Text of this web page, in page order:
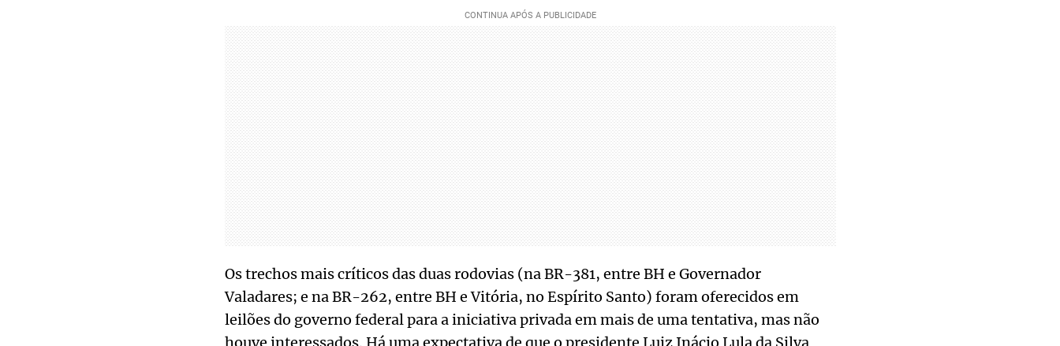
Os trechos mais críticos das duas rodovias (na BR-381, entre BH e Governador
Valadares; e na BR-262, entre BH e Vitória, no Espírito Santo) foram oferecidos em
leilões do governo federal para a iniciativa privada em mais de uma tentativa, mas não